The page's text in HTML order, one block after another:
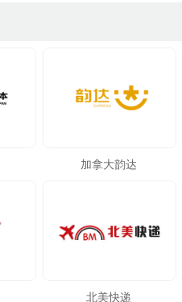
加拿大韵达
北美快递